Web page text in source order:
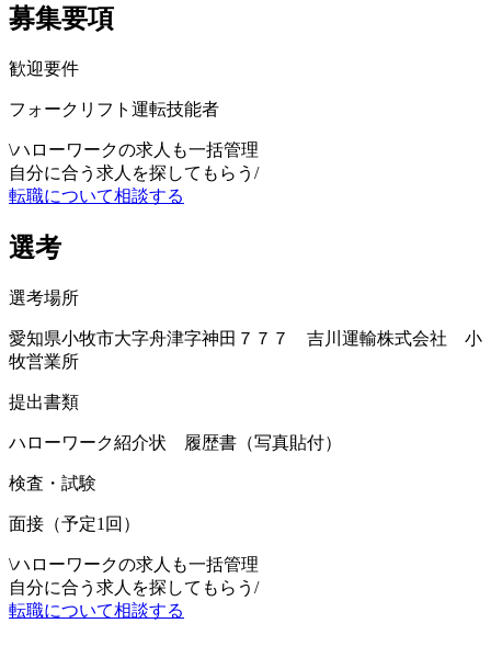
募集要項
歓迎要件
フォークリフト運転技能者
\ハローワークの求人も一括管理
自分に合う求人を探してもらう /
転職について相談する
選考
選考場所
愛知県小牧市大字舟津字神田７７７ 吉川運輸株式会社 小
牧営業所
提出書類
ハローワーク紹介状 履歴書（写真貼付）
検査・試験
面接（予定1回）
\ハローワークの求人も一括管理
自分に合う求人を探してもらう /
転職について相談する